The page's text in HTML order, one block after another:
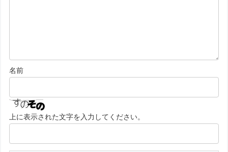
名前
上に表示された文字を入力してください。